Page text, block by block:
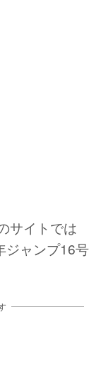
サイトでは
ジャンプ16号